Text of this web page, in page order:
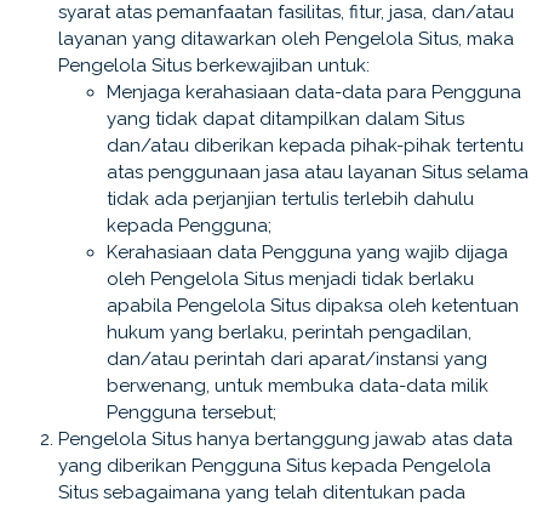
syarat atas pemanfaatan fasilitas, fitur, jasa, dan/atau
layanan yang ditawarkan oleh Pengelola Situs, maka
Pengelola Situs berkewajiban untuk:
Menjaga kerahasiaan data-data para Pengguna
yang tidak dapat ditampilkan dalam Situs
dan/atau diberikan kepada pihak-pihak tertentu
atas penggunaan jasa atau layanan Situs selama
tidak ada perjanjian tertulis terlebih dahulu
kepada Pengguna;
Kerahasiaan data Pengguna yang wajib dijaga
oleh Pengelola Situs menjadi tidak berlaku
apabila Pengelola Situs dipaksa oleh ketentuan
hukum yang berlaku, perintah pengadilan,
dan/atau perintah dari aparat/instansi yang
berwenang, untuk membuka data-data milik
Pengguna tersebut;
Pengelola Situs hanya bertanggung jawab atas data
yang diberikan Pengguna Situs kepada Pengelola
Situs sebagaimana yang telah ditentukan pada